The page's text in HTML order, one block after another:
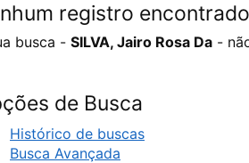
registro
busca - SILVA, Jairo Rosa Da -
de Busca
Histórico de buscas
Busca Avançada